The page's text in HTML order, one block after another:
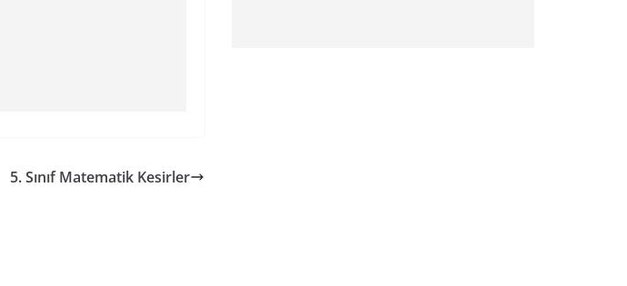
5. Sınıf Matematik Kesirler